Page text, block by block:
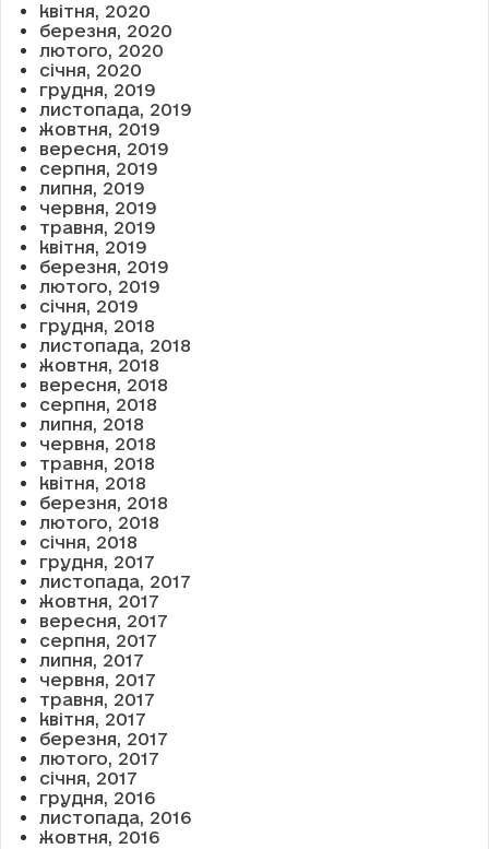
квітня, 2020
березня, 2020
лютого, 2020
січня, 2020
грудня, 2019
листопада, 2019
жовтня, 2019
вересня, 2019
серпня, 2019
липня, 2019
червня, 2019
травня, 2019
квітня, 2019
березня, 2019
лютого, 2019
січня, 2019
грудня, 2018
листопада, 2018
жовтня, 2018
вересня, 2018
серпня, 2018
липня, 2018
червня, 2018
травня, 2018
квітня, 2018
березня, 2018
лютого, 2018
січня, 2018
грудня, 2017
листопада, 2017
жовтня, 2017
вересня, 2017
серпня, 2017
липня, 2017
червня, 2017
травня, 2017
квітня, 2017
березня, 2017
лютого, 2017
січня, 2017
грудня, 2016
листопада, 2016
жовтня, 2016